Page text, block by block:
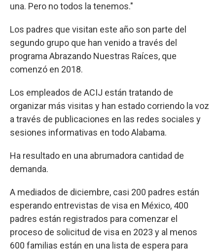
una. Pero no todos la tenemos."
Los padres que visitan este año son parte del
segundo grupo que han venido a través del
programa Abrazando Nuestras Raíces, que
comenzó en 2018.
Los empleados de ACIJ están tratando de
organizar más visitas y han estado corriendo la voz
a través de publicaciones en las redes sociales y
sesiones informativas en todo Alabama.
Ha resultado en una abrumadora cantidad de
demanda.
A mediados de diciembre, casi 200 padres están
esperando entrevistas de visa en México, 400
padres están registrados para comenzar el
proceso de solicitud de visa en 2023 y al menos
600 familias están en una lista de espera para